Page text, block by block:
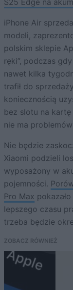
S25 Edge na
iPhone Air
modeli,
polskim sklepie
ręki”, podczas
nawet kilka
trafił do
koniecznością
bez slotu na kartę
nie ma
Nie będzie
Xiaomi podzieli
wyposażony w
pojemności.
Pro Max
lepszego czasu
trzeba będzie
ZOBACZ RÓWNIEŻ